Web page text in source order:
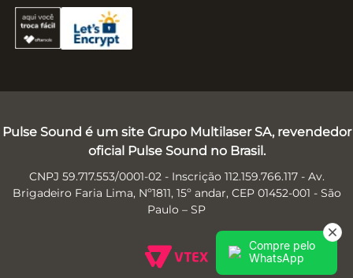
Pulse Sound é um site Grupo Multilaser SA, revendedor
oficial Pulse Sound no Brasil.
CNPJ 59.717.553/0001-02 - Inscrição 112.159.766.117 - Av.
Brigadeiro Faria Lima, Nº1811, 15º andar, CEP 01452-001 - São
Paulo – SP
Compre pelo
WhatsApp